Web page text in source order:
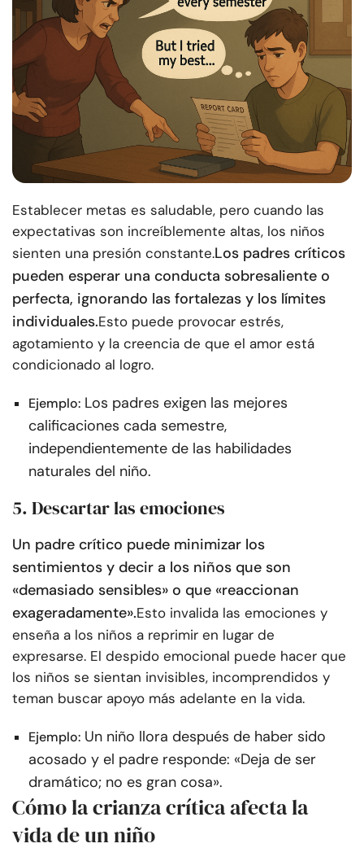
Establecer metas es saludable, pero cuando las
expectativas son increíblemente altas, los niños
sienten una presión constante.Los padres críticos
pueden esperar una conducta sobresaliente o
perfecta, ignorando las fortalezas y los límites
individuales.Esto puede provocar estrés,
agotamiento y la creencia de que el amor está
condicionado al logro.
Ejemplo: Los padres exigen las mejores
calificaciones cada semestre,
independientemente de las habilidades
naturales del niño.
5. Descartar las emociones
Un padre crítico puede minimizar los
sentimientos y decir a los niños que son
«demasiado sensibles» o que «reaccionan
exageradamente».Esto invalida las emociones y
enseña a los niños a reprimir en lugar de
expresarse. El despido emocional puede hacer que
los niños se sientan invisibles, incomprendidos y
teman buscar apoyo más adelante en la vida.
Ejemplo: Un niño llora después de haber sido
acosado y el padre responde: «Deja de ser
dramático; no es gran cosa».
Cómo la crianza crítica afecta la
vida de un niño